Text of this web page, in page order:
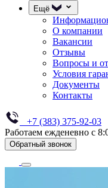
Ещё
О компании
Вакансии
Отзывы
Вопросы и
Условия
Документы
Контакты
+7 (383) 375-92-03
Работаем ежденевно с
Обратный звонок